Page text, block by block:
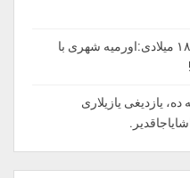
لورد کرزن بریتانیایی در سال ۱۸۹۲ میلادی:اورمیه شهری با
یازدیغی یازیلاری